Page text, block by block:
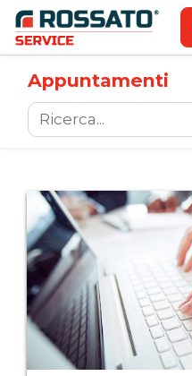
Appuntamenti